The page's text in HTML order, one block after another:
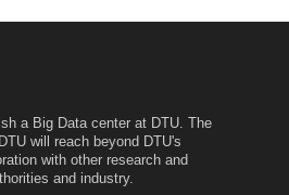
a Big Data center at DTU. The
will reach beyond DTU's
with other research and
and industry.